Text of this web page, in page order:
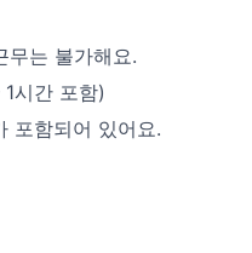
무는 불가해요.
시간 포함)
포함되어 있어요.